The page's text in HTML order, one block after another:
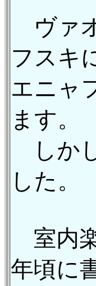
ヴァ
フスキ
エニャ
ます。
しか
した。
室内
年頃に